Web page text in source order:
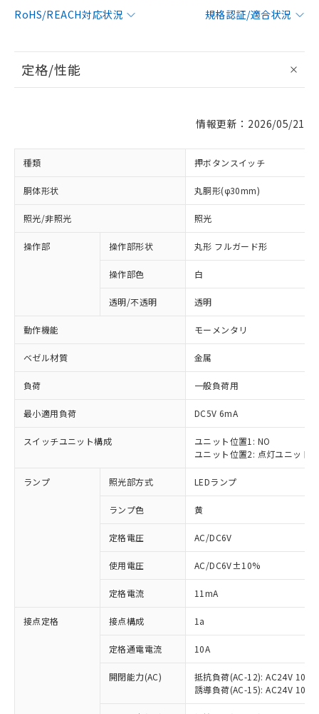
RoHS/REACH対応状況
規格認証/適合状況
定格/性能
情報更新：2026/05/21
種類 押ボタンスイッチ
胴体形状 丸胴形(φ30mm)
照光/非照光 照光
操作部 操作部形状 丸形 フルガード形
操作部色 白
透明/不透明 透明
動作機能 モーメンタリ
ベゼル材質 金属
負荷 一般負荷用
最小適用負荷 DC5V 6mA
スイッチユニット構成
ユニット位置1: NO
ユニット位置2: 点灯ユニット
ランプ 照光部方式 LEDランプ
ランプ色 黄
定格電圧 AC/DC6V
使用電圧 AC/DC6V±10%
定格電流 11mA
接点定格 接点構成 1a
定格通電電流 10A
開閉能力(AC)
抵抗負荷(AC-12): AC24V 10A/
誘導負荷(AC-15): AC24V
以下の条件をお読みいただき、同意のうえ
本サービスは、当社制御機器事業取扱
商品の当社在庫状況および標準価格
(税抜)を提供させていただくもので
当社制御機器事業取扱商品の中には、
本サービスの対象外となる商品もある
非含有に対応した製品が提供可能な商品で
対応予定：EU RoHS指令（10物質）の非含
有に対応した製品に切り替える予定のある
対応予定なし：EU RoHS指令（10物質）の
非含有に非対応の商品で、対応品を出す予
調査・確認中：EU RoHS指令（10物質）の
非含有の対応状況を調査中または確認中の
非該当品：ライセンス料など無形物で、有
害物質有無と関係のない商品です。
仕入先様の事情により、非含有部品として
「○」：最大均質材料含有率が中国RoHSの
基準値以下であることを示します。
「×」：最大均質材料含有率が中国RoHSの